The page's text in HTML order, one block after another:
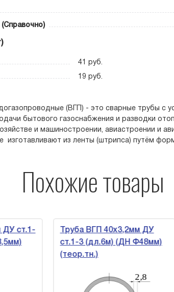
41 руб.
19 руб.
(ВГП) - это сварные трубы с
бытового газоснабжения и разводки
и машиностроении, авиастроении и
изготавливают из ленты (штрипса) путём
Похожие товары
ст.1-
Труба ВГП 40х3,2мм ДУ
ст.1-3 (дл.6м) (ДН Ф48мм)
(теор.тн.)